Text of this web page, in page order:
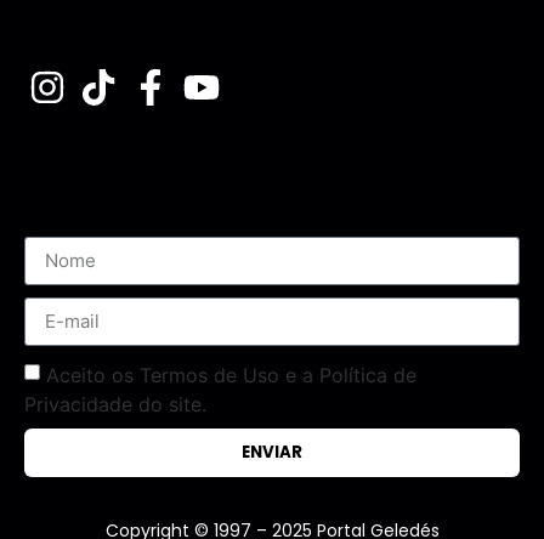
Aceito os Termos de Uso e a Política de
Privacidade do site.
ENVIAR
Copyright © 1997 – 2025 Portal Geledés